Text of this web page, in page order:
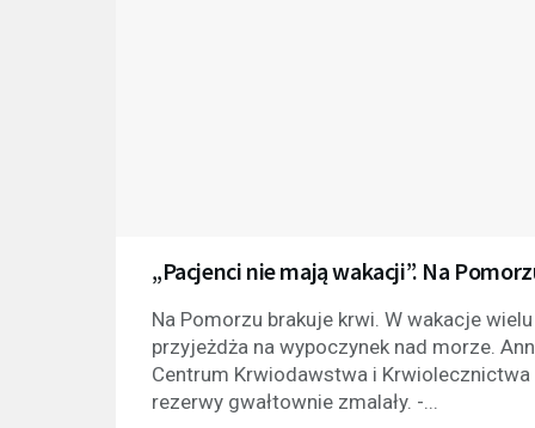
„Pacjenci nie mają wakacji”. Na
Na Pomorzu brakuje krwi. W wakacje
przyjeżdża na wypoczynek nad morze.
Centrum Krwiodawstwa i
rezerwy gwałtownie zmalały. -...